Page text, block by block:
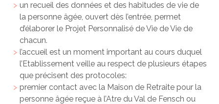
un recueil des données et des habitudes de vie de
la personne âgée, ouvert dès l’entrée, permet
d’élaborer le Projet Personnalisé de Vie de Vie de
chacun.
l’accueil est un moment important au cours duquel
l’Etablissement veille au respect de plusieurs étapes
que précisent des protocoles:
premier contact avec la Maison de Retraite pour la
personne âgée reçue à l’Atre du Val de Fensch ou